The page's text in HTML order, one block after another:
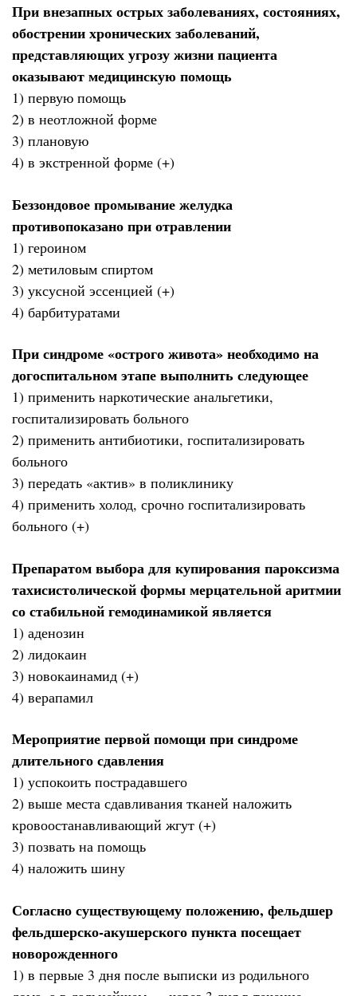
При внезапных острых заболеваниях, состояниях,
обострении хронических заболеваний,
представляющих угрозу жизни пациента
оказывают медицинскую помощь
1) первую помощь
2) в неотложной форме
3) плановую
4) в экстренной форме (+)
Беззондовое промывание желудка
противопоказано при отравлении
1) героином
2) метиловым спиртом
3) уксусной эссенцией (+)
4) барбитуратами
При синдроме «острого живота» необходимо на
догоспитальном этапе выполнить следующее
1) применить наркотические анальгетики,
госпитализировать больного
2) применить антибиотики, госпитализировать
больного
3) передать «актив» в поликлинику
4) применить холод, срочно госпитализировать
больного (+)
Препаратом выбора для купирования пароксизма
тахисистолической формы мерцательной аритмии
со стабильной гемодинамикой является
1) аденозин
2) лидокаин
3) новокаинамид (+)
4) верапамил
Мероприятие первой помощи при синдроме
длительного сдавления
1) успокоить пострадавшего
2) выше места сдавливания тканей наложить
кровоостанавливающий жгут (+)
3) позвать на помощь
4) наложить шину
Согласно существующему положению, фельдшер
фельдшерско-акушерского пункта посещает
новорожденного
1) в первые 3 дня после выписки из родильного